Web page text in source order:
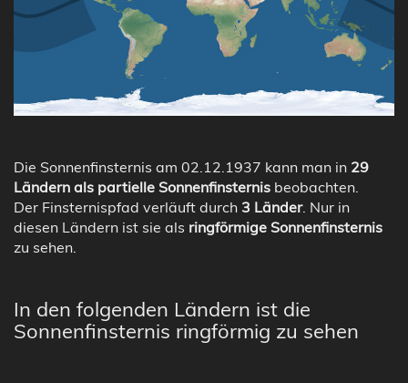
Die Sonnenfinsternis am 02.12.1937 kann man in 29
Ländern als partielle Sonnenfinsternis beobachten.
Der Finsternispfad verläuft durch 3 Länder. Nur in
diesen Ländern ist sie als ringförmige Sonnenfinsternis
zu sehen.
In den folgenden Ländern ist die
Sonnenfinsternis ringförmig zu sehen